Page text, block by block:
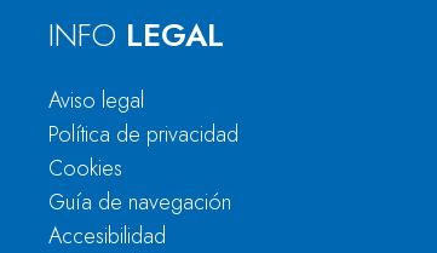
INFO LEGAL
Aviso legal
Política de privacidad
Cookies
Guía de navegación
Accesibilidad